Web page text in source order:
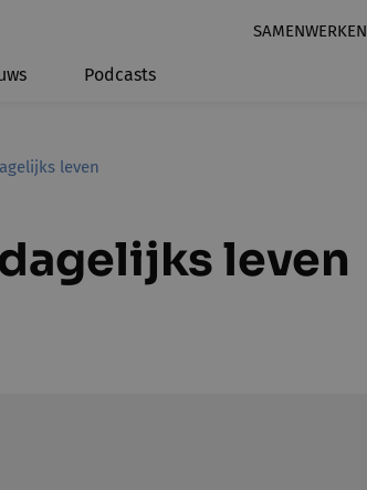
SAMENWERKEN
Podcasts
leven
leven